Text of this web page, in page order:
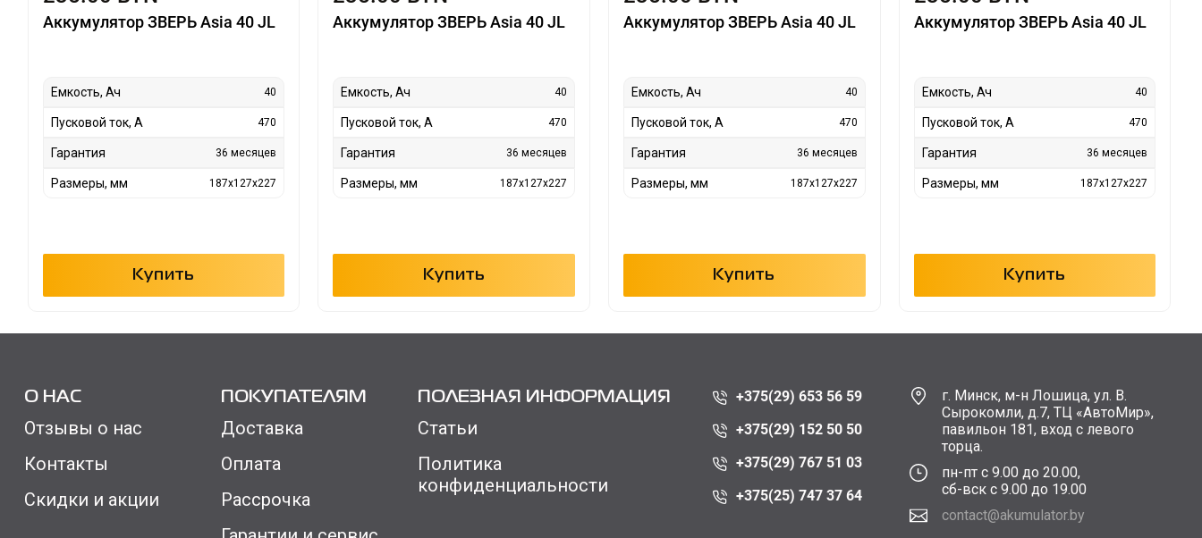
Аккумулятор ЗВЕРЬ Asia 40 JL
Емкость, Ач 40
Пусковой ток, А 470
Гарантия 36 месяцев
Размеры, мм 187x127x227
Купить
Аккумулятор ЗВЕРЬ Asia 40 JL
Емкость, Ач 40
Пусковой ток, А 470
Гарантия 36 месяцев
Размеры, мм 187x127x227
Купить
Аккумулятор ЗВЕРЬ Asia 40 JL
Емкость, Ач 40
Пусковой ток, А 470
Гарантия 36 месяцев
Размеры, мм 187x127x227
Купить
Аккумулятор ЗВЕРЬ Asia 40 JL
Емкость, Ач 40
Пусковой ток, А 470
Гарантия 36 месяцев
Размеры, мм 187x127x227
Купить
О НАС
Отзывы о нас
Контакты
Скидки и акции
ПОКУПАТЕЛЯМ
Доставка
Оплата
Рассрочка
ПОЛЕЗНАЯ ИНФОРМАЦИЯ
Статьи
Политика
конфиденциальности
+375(29) 653 56 59
+375(29) 152 50 50
+375(29) 767 51 03
+375(25) 747 37 64
г. Минск, м-н Лошица, ул. В.
Сырокомли, д.7, ТЦ «АвтоМир»,
павильон 181, вход с левого
торца.
пн-пт с 9.00 до 20.00,
сб-вск с 9.00 до 19.00
contact@akumulator.by